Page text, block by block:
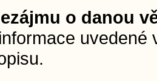
o danou